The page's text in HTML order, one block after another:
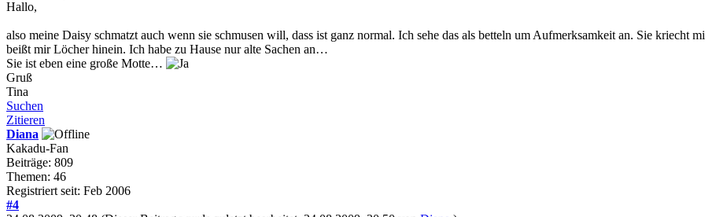
Hallo,
also meine Daisy schmatzt auch wenn sie schmusen will, dass ist ganz normal. Ich sehe das als betteln um Aufmerksamkeit an. Sie kriecht
beißt mir Löcher hinein. Ich habe zu Hause nur alte Sachen an…
Sie ist eben eine große Motte…
Gruß
Tina
Suchen
Zitieren
Diana
Kakadu-Fan
Beiträge: 809
Themen: 46
Registriert seit: Feb 2006
#4